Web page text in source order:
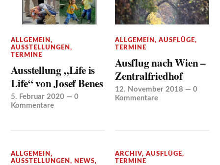
ALLGEMEIN,
AUSSTELLUNGEN,
TERMINE
Ausstellung „Life is
Life“ von Josef Benes
5. Februar 2020 —0
Kommentare
ALLGEMEIN,AUSFLÜGE,
TERMINE
Ausflug nach Wien –
Zentralfriedhof
12. November 2018 —0
Kommentare
ALLGEMEIN,
AUSSTELLUNGEN, NEWS,
ARCHIV,AUSFLÜGE,
TERMINE